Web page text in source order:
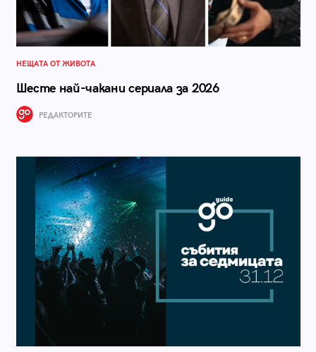
НЕЩАТА ОТ ЖИВОТА
Шесте най-чакани сериала за 2026
РЕДАКТОРИТЕ